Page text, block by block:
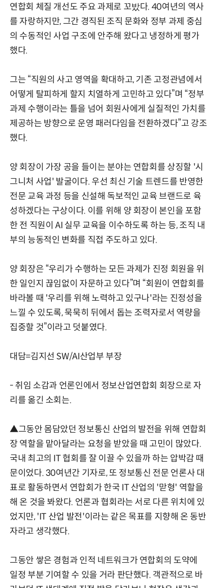
연합회 체질 개선도 주요 과제로 꼬밨다. 40여년의 역사
를 자랑하지만, 그간 경직된 조직 문화와 정부 과제 중심
의 수동적인 사업 구조에 안주해 왔다고 냉정하게 평가
했다.
그는 “직원의 사고 영역을 확대하고, 기존 고정관념에서
어떻게 탈피하게 할지 치열하게 고민하고 있다”며 “정부
과제 수행이라는 틀을 넘어 회원사에게 실질적인 가치를
제공하는 방향으로 운영 패러다임을 전환하겠다”고 강조
했다.
양 회장이 가장 공을 들이는 분야는 연합회를 상징할 '시
그니처 사업' 발굴이다. 우선 최신 기술 트렌드를 반영한
전문 교육 과정 등을 신설해 독보적인 교육 브랜드로 육
성하겠다는 구상이다. 이를 위해 양 회장이 본인을 포함
한 전 직원이 AI 실무 교육을 이수하도록 하는 등, 조직 내
부의 능동적인 변화를 직접 주도하고 있다.
양 회장은 “우리가 수행하는 모든 과제가 진정 회원을 위
한 일인지 끊임없이 자문하고 있다”며 “회원이 연합회를
바라볼 때 '우리를 위해 노력하고 있구나'라는 진정성을
느낄 수 있도록, 묵묵히 뒤에서 돕는 조력자로서 역량을
집중할 것”이라고 덧붙였다.
대담=김지선 SW/AI산업부 부장
- 취임 소감과 언론인에서 정보산업연합회 회장으로 자
리를 옮긴 소회는.
▲그동안 몸담았던 정보통신 산업의 발전을 위해 연합회
장 역할을 맡아달라는 요청을 받았을 때 고민이 많았다.
국내 최고의 IT 협회를 잘 이끌 수 있을까 하는 압박감 때
문이었다. 30여년간 기자로, 또 정보통신 전문 언론사 대
표로 활동하면서 연합회가 한국 IT 산업의 '맏형' 역할을
해 온 것을 봐왔다. 언론과 협회라는 서로 다른 위치에 있
었지만, 'IT 산업 발전'이라는 같은 목표를 지향해 온 동반
자라고 생각했다.
그동안 쌓은 경험과 인적 네트워크가 연합회의 도약에
일정 부분 기여할 수 있을 거라 판단했다. 객관적으로 바